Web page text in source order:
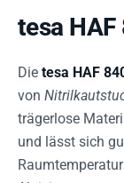
tesa
Die tesa HAF
von
trägerlose
und lässt sich